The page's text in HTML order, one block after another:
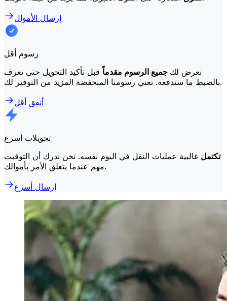
إرسال الأموال
رسوم أقل
نعرض لك جميع الرسوم مقدماًقبل تأكيد التحويل حتى تعرف
بالضبط ما ستدفعه. تعني رسومنا المنخفضة المزيد من التوفير لك.
أنفق أقل
تحويلات أسرع
تكتمل غالبية عمليات النقل في اليوم نفسه. نحن ندرك أن التوقيت
مهم عندما يتعلق الأمر بأموالك.
إرسال أسرع